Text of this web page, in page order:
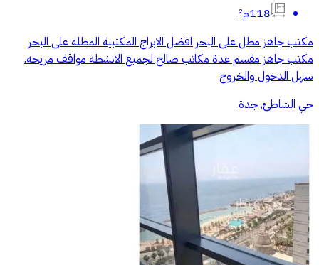
118م²
مكتب جاهز مطل على البحر افضل الابراج المكتبية المطله على البحر
مكتب جاهز مقسم عدة مكاتب صالح لجميع الانشطه مواقف مريحه.
سهل الدخول والخروج
حي الشاطئ, جدة